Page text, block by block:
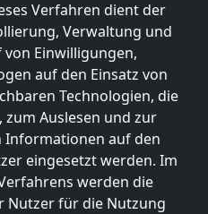
Verfahren dient der
Verwaltung und
Einwilligungen,
auf den Einsatz von
Technologien, die
zum Auslesen und zur
Informationen auf den
eingesetzt werden. Im
werden die
Nutzer für die Nutzung